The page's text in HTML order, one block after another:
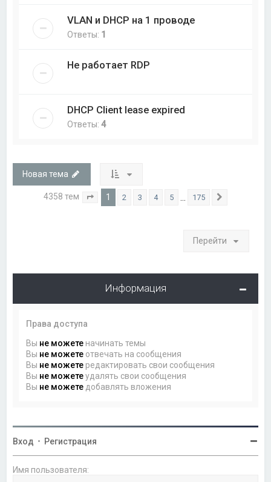
VLAN и DHCP на 1 проводе
Ответы: 1
Не работает RDP
DHCP Client lease expired
Ответы:4
Новая тема
4358 тем Страница из 175
1 2 3 4 5 175
Перейти
Информация
Права доступа
Вы не можете начинать темы
Вы не можете отвечать на сообщения
Вы не можете редактировать свои сообщения
Вы не можетеудалять свои сообщения
Вы не можете добавлять вложения
Вход • Регистрация
Имя пользователя: